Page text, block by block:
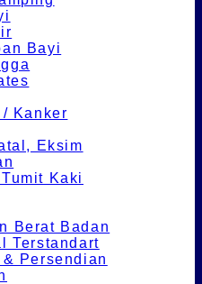
Bayi
Kanker
Eksim
Kaki
Berat Badan
Terstandart
Persendian